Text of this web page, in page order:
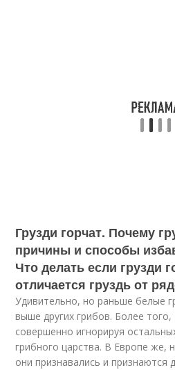
Грузди горчат. Почему
причины и способы
Что делать если грузди
отличается груздь от
Удивительно, но раньше белые
выше других грибов. Более
совершенно игнорируя
грибного царства. В Европе же,
они признавались и